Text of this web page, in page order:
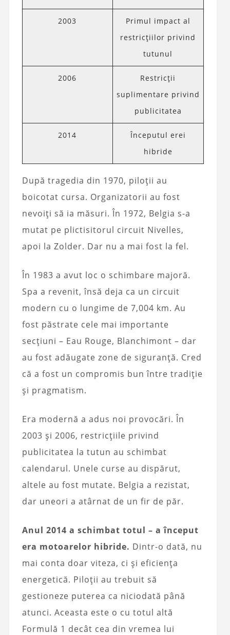
2003
Primul impact al
restricțiilor privind
tutunul
2006
Restricții
suplimentare privind
publicitatea
2014
Începutul erei
hibride
După tragedia din 1970, piloții au
boicotat cursa. Organizatorii au fost
nevoiți să ia măsuri. În 1972, Belgia s-a
mutat pe plictisitorul circuit Nivelles,
apoi la Zolder. Dar nu a mai fost la fel.
În 1983 a avut loc o schimbare majoră.
Spa a revenit, însă deja ca un circuit
modern cu o lungime de 7,004 km. Au
fost păstrate cele mai importante
secțiuni – Eau Rouge, Blanchimont – dar
au fost adăugate zone de siguranță. Cred
că a fost un compromis bun între tradiție
și pragmatism.
Era modernă a adus noi provocări. În
2003 și 2006, restricțiile privind
publicitatea la tutun au schimbat
calendarul. Unele curse au dispărut,
altele au fost mutate. Belgia a rezistat,
dar uneori a atârnat de un fir de păr.
Anul 2014 a schimbat totul – a început
era motoarelor hibride. Dintr-o dată, nu
mai conta doar viteza, ci și eficiența
energetică. Piloții au trebuit să
gestioneze puterea ca niciodată până
atunci. Aceasta este o cu totul altă
Formulă 1 decât cea din vremea lui